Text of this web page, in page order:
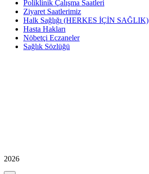
Poliklinik Çalışma Saatleri
Ziyaret Saatlerimiz
Halk Sağlığı (HERKES İÇİN SAĞLIK)
Hasta Hakları
Nöbetçi Eczaneler
Sağlık Sözlüğü
2026